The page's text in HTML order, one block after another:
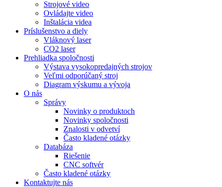
Strojové video
Ovládajte video
Inštalácia videa
Príslušenstvo a diely
Vláknový laser
CO2 laser
Prehliadka spoločnosti
Výstava vysokopredajných strojov
Veľmi odporúčaný stroj
Diagram výskumu a vývoja
O nás
Správy
Novinky o produktoch
Novinky spoločnosti
Znalosti v odvetví
Často kladené otázky
Databáza
Riešenie
CNC softvér
Často kladené otázky
Kontaktujte nás